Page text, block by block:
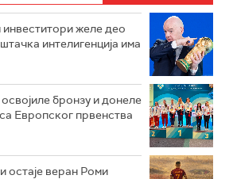
желе део
интелигенција има
бронзу и донеле
Европског првенства
остаје веран Роми